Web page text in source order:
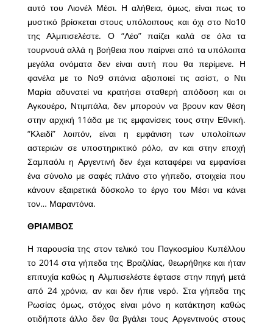
αυτό του Λιονέλ Μέσι. Η αλήθεια, όμως, είναι πως το
μυστικό βρίσκεται στους υπόλοιπους και όχι στο Νο10
της Αλμπισελέστε. Ο “Λέο” παίζει καλά σε όλα τα
τουρνουά αλλά η βοήθεια που παίρνει από τα υπόλοιπα
μεγάλα ονόματα δεν είναι αυτή που θα περίμενε. Η
φανέλα με το Νο9 σπάνια αξιοποιεί τις ασίστ, ο Ντι
Μαρία αδυνατεί να κρατήσει σταθερή απόδοση και οι
Αγκουέρο, Ντιμπάλα, δεν μπορούν να βρουν καν θέση
στην αρχική 11άδα με τις εμφανίσεις τους στην Εθνική.
“Κλειδί” λοιπόν, είναι η εμφάνιση των υπολοίπων
αστεριών σε υποστηρικτικό ρόλο, αν και στην εποχή
Σαμπαόλι η Αργεντινή δεν έχει καταφέρει να εμφανίσει
ένα σύνολο με σαφές πλάνο στο γήπεδο, στοιχεία που
κάνουν εξαιρετικά δύσκολο το έργο του Μέσι να κάνει
τον… Μαραντόνα.
ΘΡΙΑΜΒΟΣ
Η παρουσία της στον τελικό του Παγκοσμίου Κυπέλλου
το 2014 στα γήπεδα της Βραζιλίας, θεωρήθηκε και ήταν
επιτυχία καθώς η Αλμπισελέστε έφτασε στην πηγή μετά
από 24 χρόνια, αν και δεν ήπιε νερό. Στα γήπεδα της
Ρωσίας όμως, στόχος είναι μόνο η κατάκτηση καθώς
οτιδήποτε άλλο δεν θα βγάλει τους Αργεντινούς στους